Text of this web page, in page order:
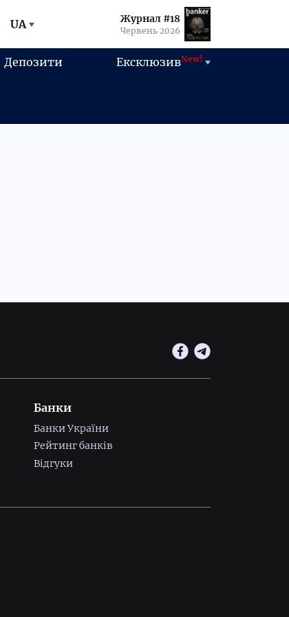
UA Журнал #18
Червень 2026
Депозити ЕксклюзивNew!
Банки
Банки України
Рейтинг банків
Відгуки